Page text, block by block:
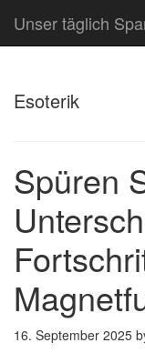
Unser täglich
Esoterik
Spüren
16. September 2025